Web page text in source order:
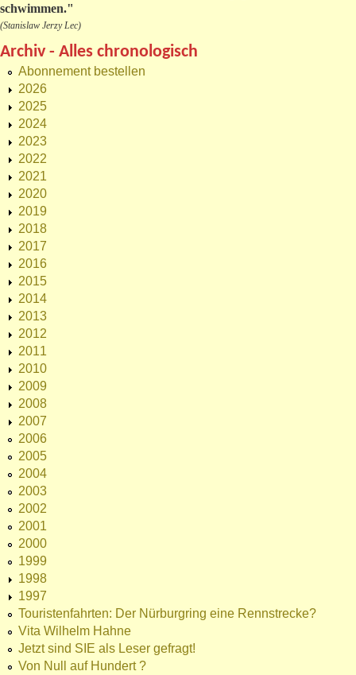
schwimmen."
(Stanislaw Jerzy Lec)
Archiv - Alles chronologisch
Abonnement bestellen
2026
2025
2024
2023
2022
2021
2020
2019
2018
2017
2016
2015
2014
2013
2012
2011
2010
2009
2008
2007
2006
2005
2004
2003
2002
2001
2000
1999
1998
1997
Touristenfahrten: Der Nürburgring eine Rennstrecke?
Vita Wilhelm Hahne
Jetzt sind SIE als Leser gefragt!
Von Null auf Hundert ?